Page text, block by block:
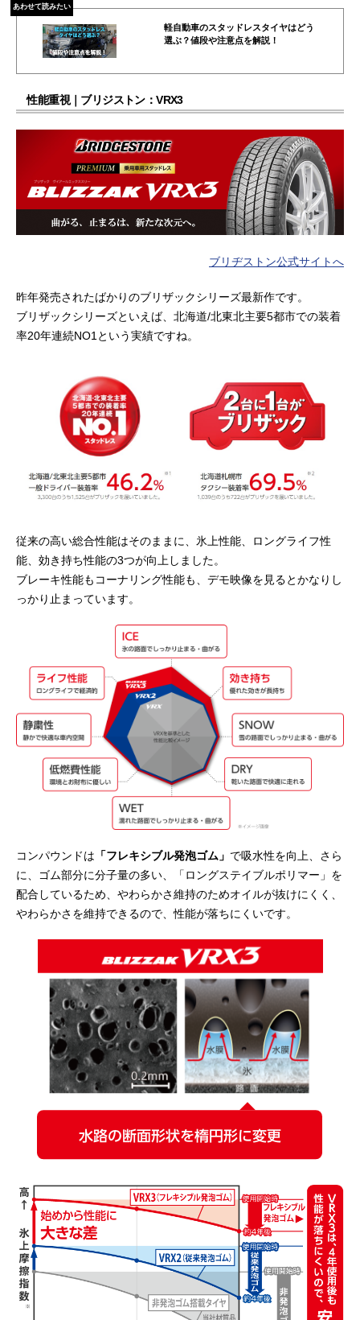
あわせて読みたい
軽自動車のスタッドレスタイヤはどう
選ぶ？値段や注意点を解説！
性能重視｜ブリジストン：VRX3
ブリヂストン公式サイトへ
昨年発売されたばかりのブリザックシリーズ最新作です。
ブリザックシリーズといえば、北海道/北東北主要5都市での装着
率20年連続NO1という実績ですね。
従来の高い総合性能はそのままに、氷上性能、ロングライフ性
能、効き持ち性能の3つが向上しました。
ブレーキ性能もコーナリング性能も、デモ映像を見るとかなりし
っかり止まっています。
コンパウンドは 「フレキシブル発泡ゴム」 で吸水性を向上、さら
に、ゴム部分に分子量の多い、「ロングステイブルポリマー」を
配合しているため、やわらかさ維持のためオイルが抜けにくく、
やわらかさを維持できるので、性能が落ちにくいです。